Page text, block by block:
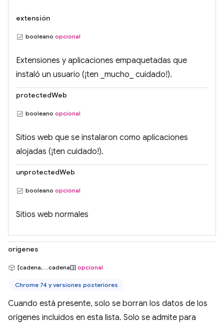
extensión
booleano opcional
Extensiones y aplicaciones empaquetadas que
instaló un usuario (¡ten _mucho_ cuidado!).
protectedWeb
booleano opcional
Sitios web que se instalaron como aplicaciones
alojadas (¡ten cuidado!).
unprotectedWeb
booleano opcional
Sitios web normales
orígenes
[cadena, …cadena[]] opcional
Chrome 74 y versiones posteriores
Cuando está presente, solo se borran los datos de los
orígenes incluidos en esta lista. Solo se admite para